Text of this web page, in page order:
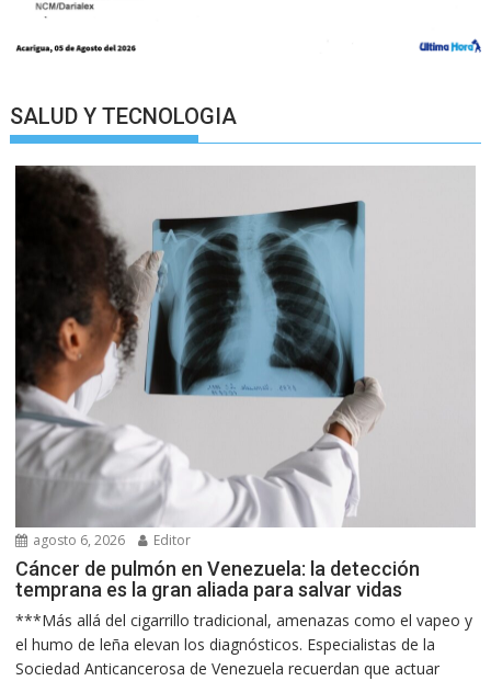
SALUD Y TECNOLOGIA
agosto 6, 2026 Editor
Cáncer de pulmón en Venezuela: la detección
temprana es la gran aliada para salvar vidas
***Más allá del cigarrillo tradicional, amenazas como el vapeo y
el humo de leña elevan los diagnósticos. Especialistas de la
Sociedad Anticancerosa de Venezuela recuerdan que actuar